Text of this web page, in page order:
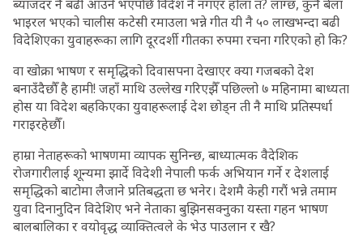
ब्याजदर नै बढी आउने भएपछि विदेश नै नगएर होला त? लाग्छ, कुनै बेला
भाइरल भएको चालीस कटेसी रमाउला भन्ने गीत यी नै ५० लाखभन्दा बढी
विदेशिएका युवाहरूका लागि दूरदर्शी गीतका रुपमा रचना गरिएको हो कि?
वा खोक्रा भाषण र समृद्धिको दिवासपना देखाएर क्या गजबको देश
बनाउँदैछौँ है हामी! जहाँ माथि उल्लेख गरिएझैँ पछिल्लो ७ महिनामा बाध्यता
होस या विदेश बहकिएका युवाहरूलाई देश छोड्न ती नै माथि प्रतिस्पर्धा
गराइरहेछौँ।
हाम्रा नेताहरूको भाषणमा व्यापक सुनिन्छ, बाध्यात्मक वैदेशिक
रोजगारीलाई शून्यमा झार्दे विदेशी नेपाली फर्क अभियान गर्ने र देशलाई
समृद्धिको बाटोमा लैजाने प्रतिबद्धता छ भनेर। देशमै केही गरौं भन्ने तमाम
युवा दिनानुदिन विदेशिए भने नेताका बुझिनसक्नुका यस्ता गहन भाषण
बालबालिका र वयोवृद्ध व्याक्तित्वले के भेउ पाउलान र खै?